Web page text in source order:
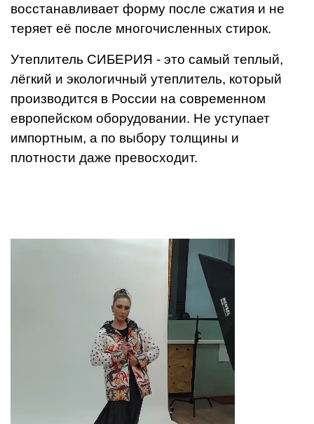
восстанавливает форму после сжатия и не
теряет её после многочисленных стирок.
Утеплитель СИБЕРИЯ - это самый теплый,
лёгкий и экологичный утеплитель, который
производится в России на современном
европейском оборудовании. Не уступает
импортным, а по выбору толщины и
плотности даже превосходит.